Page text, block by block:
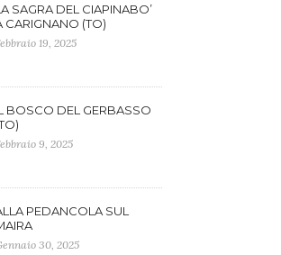
SAGRA DEL CIAPINABO’
CARIGNANO (TO)
19, 2025
BOSCO DEL GERBASSO
9, 2025
PEDANCOLA SUL
30, 2025